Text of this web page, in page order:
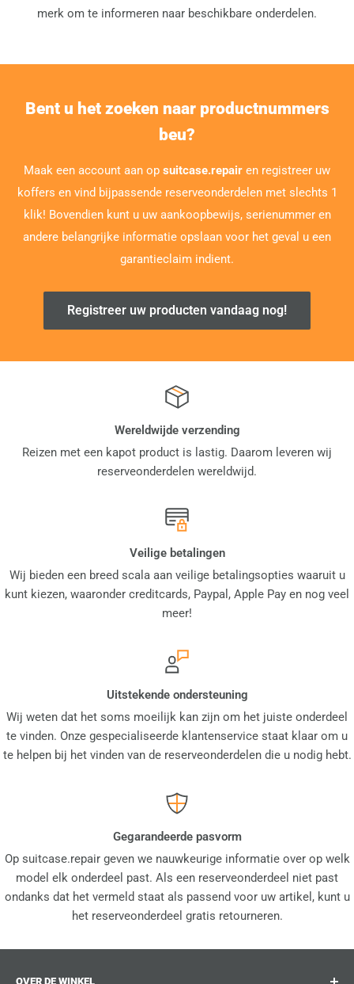
merk om te informeren naar beschikbare onderdelen.
Bent u het zoeken naar productnummers
beu?
Maak een account aan op suitcase.repair en registreer uw
koffers en vind bijpassende reserveonderdelen met slechts 1
klik! Bovendien kunt u uw aankoopbewijs, serienummer en
andere belangrijke informatie opslaan voor het geval u een
garantieclaim indient.
Registreer uw producten vandaag nog!
Wereldwijde verzending
Reizen met een kapot product is lastig. Daarom leveren wij
reserveonderdelen wereldwijd.
Veilige betalingen
Wij bieden een breed scala aan veilige betalingsopties waaruit u
kunt kiezen, waaronder creditcards, Paypal, Apple Pay en nog veel
meer!
Uitstekende ondersteuning
Wij weten dat het soms moeilijk kan zijn om het juiste onderdeel
te vinden. Onze gespecialiseerde klantenservice staat klaar om u
te helpen bij het vinden van de reserveonderdelen die u nodig hebt.
Gegarandeerde pasvorm
Op suitcase.repair geven we nauwkeurige informatie over op welk
model elk onderdeel past. Als een reserveonderdeel niet past
ondanks dat het vermeld staat als passend voor uw artikel, kunt u
het reserveonderdeel gratis retourneren.
OVER DE WINKEL